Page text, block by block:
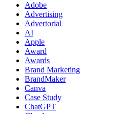
Adobe
Advertising
Advertorial
AI
Apple
Award
Awards
Brand Marketing
BrandMaker
Canva
Case Study
ChatGPT